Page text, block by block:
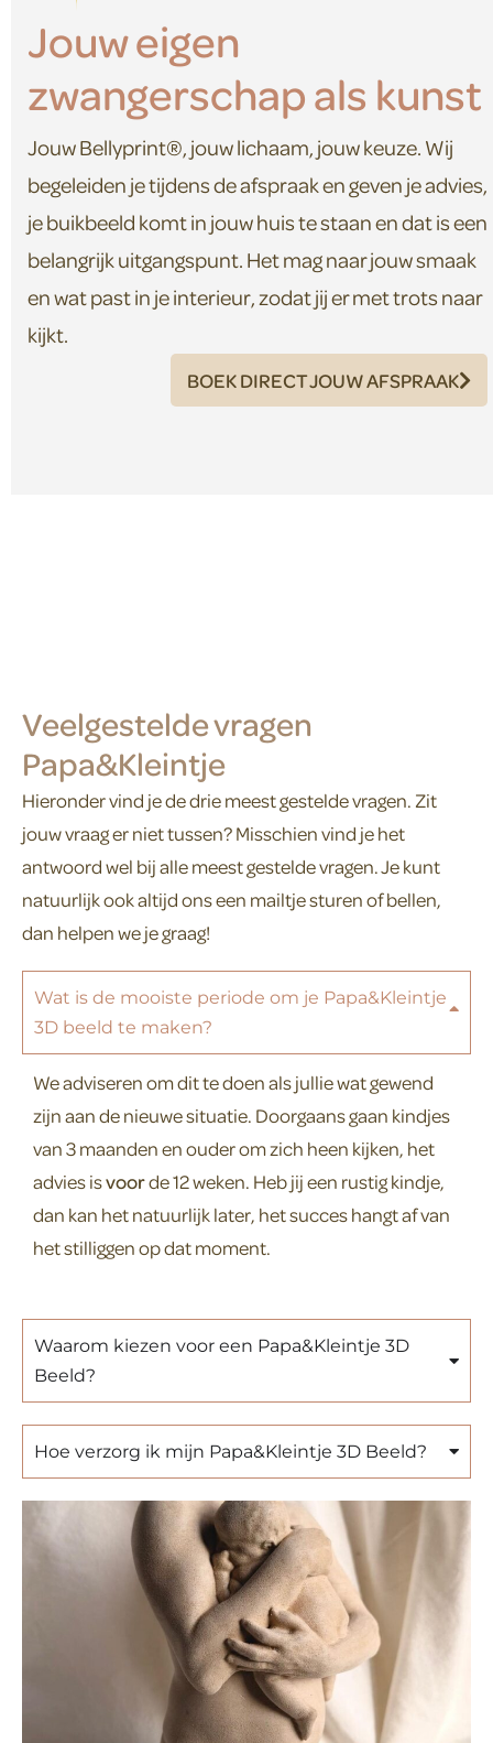
Jouw eigen
zwangerschap als kunst
Jouw Bellyprint®, jouw lichaam, jouw keuze. Wij
begeleiden je tijdens de afspraak en geven je advies,
je buikbeeld komt in jouw huis te staan en dat is een
belangrijk uitgangspunt. Het mag naar jouw smaak
en wat past in je interieur, zodat jij er met trots naar
kijkt.
BOEK DIRECT JOUW AFSPRAAK
Veelgestelde vragen
Papa&Kleintje
Hieronder vind je de drie meest gestelde vragen. Zit
jouw vraag er niet tussen? Misschien vind je het
antwoord wel bij alle meest gestelde vragen. Je kunt
natuurlijk ook altijd ons een mailtje sturen of bellen,
dan helpen we je graag!
Wat is de mooiste periode om je Papa&Kleintje
3D beeld te maken?
We adviseren om dit te doen als jullie wat gewend
zijn aan de nieuwe situatie. Doorgaans gaan kindjes
van 3 maanden en ouder om zich heen kijken, het
advies isvoorde 12 weken. Heb jij een rustig kindje,
dan kan het natuurlijk later, het succes hangt af van
het stilliggen op dat moment.
Waarom kiezen voor een Papa&Kleintje 3D
Beeld?
Hoe verzorg ik mijn Papa&Kleintje 3D Beeld?